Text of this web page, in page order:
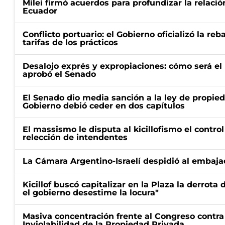
Milei firmó acuerdos para profundizar la
Ecuador
Conflicto portuario: el Gobierno oficializó la
tarifas de los prácticos
Desalojo exprés y expropiaciones: cómo será
aprobó el Senado
El Senado dio media sanción a la ley de
Gobierno debió ceder en dos capítulos
El massismo le disputa al kicillofismo el
relección de intendentes
La Cámara Argentino-Israelí despidió al
Kicillof buscó capitalizar en la Plaza la derrota
el gobierno desestime la locura"
Masiva concentración frente al Congreso